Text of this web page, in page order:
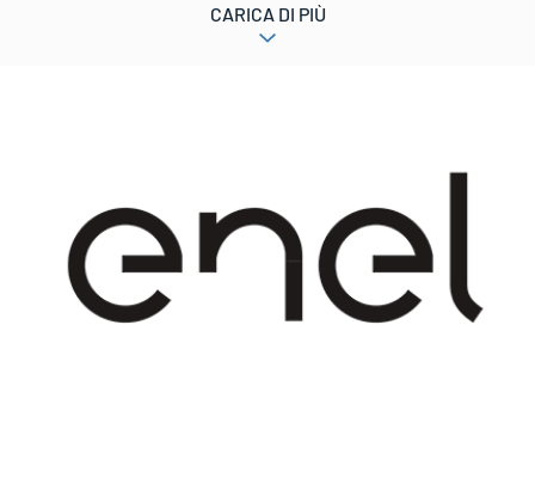
CARICA DI PIÙ